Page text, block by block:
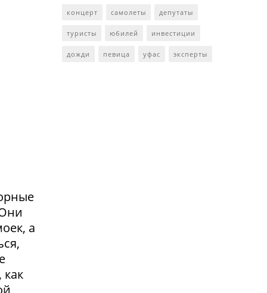
а
концерт самолеты депутаты
туристы юбилей инвестиции
дожди певица уфас эксперты